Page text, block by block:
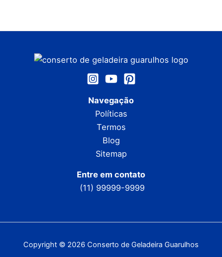
Navegação
Políticas
Termos
Blog
Sitemap
Entre em contato
(11) 99999-9999
Copyright © 2026 Conserto de Geladeira Guarulhos